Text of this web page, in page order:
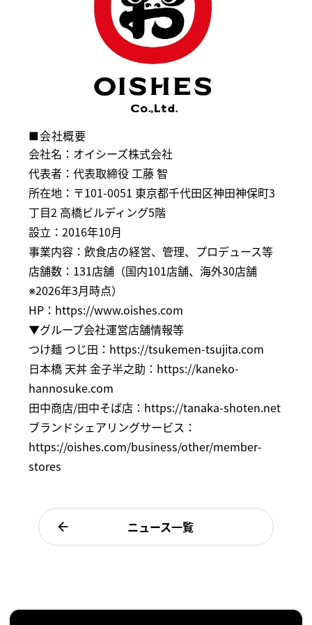
■会社概要
会社名：オイシーズ株式会社
代表者：代表取締役 工藤 智
所在地：〒101-0051 東京都千代田区神田神保町3
丁目2 高橋ビルディング5階
設立：2016年10月
事業内容：飲食店の経営、管理、プロデュース等
店舗数：131店舗（国内101店舗、海外30店舗
※2026年3月時点）
HP： https://www.oishes.com
▼グループ会社運営店舗情報等
つけ麺 つじ田： https://tsukemen-tsujita.com
日本橋 天丼 金子半之助： https://kaneko-
hannosuke.com
田中商店/田中そば店： https://tanaka-shoten.net
ブランドシェアリングサービス：
https://oishes.com/business/other/member-
stores
ニュース一覧